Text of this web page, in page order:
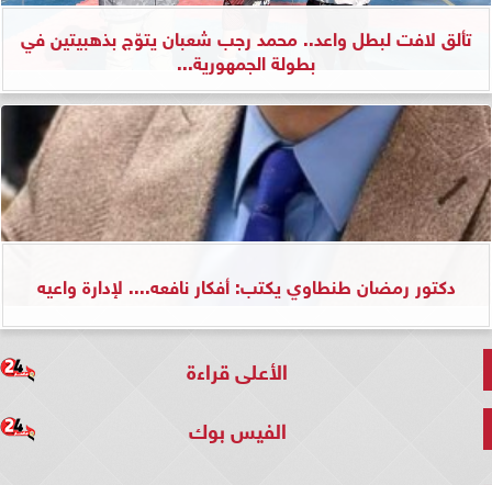
تألق لافت لبطل واعد.. محمد رجب شعبان يتوّج بذهبيتين في
بطولة الجمهورية...
دكتور رمضان طنطاوي يكتب: أفكار نافعه.... لإدارة واعيه
الأعلى قراءة
الفيس بوك